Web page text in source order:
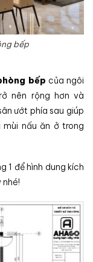
bếp
bếp của ngôi
nên rộng hơn và
ướt phía sau giúp
nấu ăn ở trong
1 để hình dung kích